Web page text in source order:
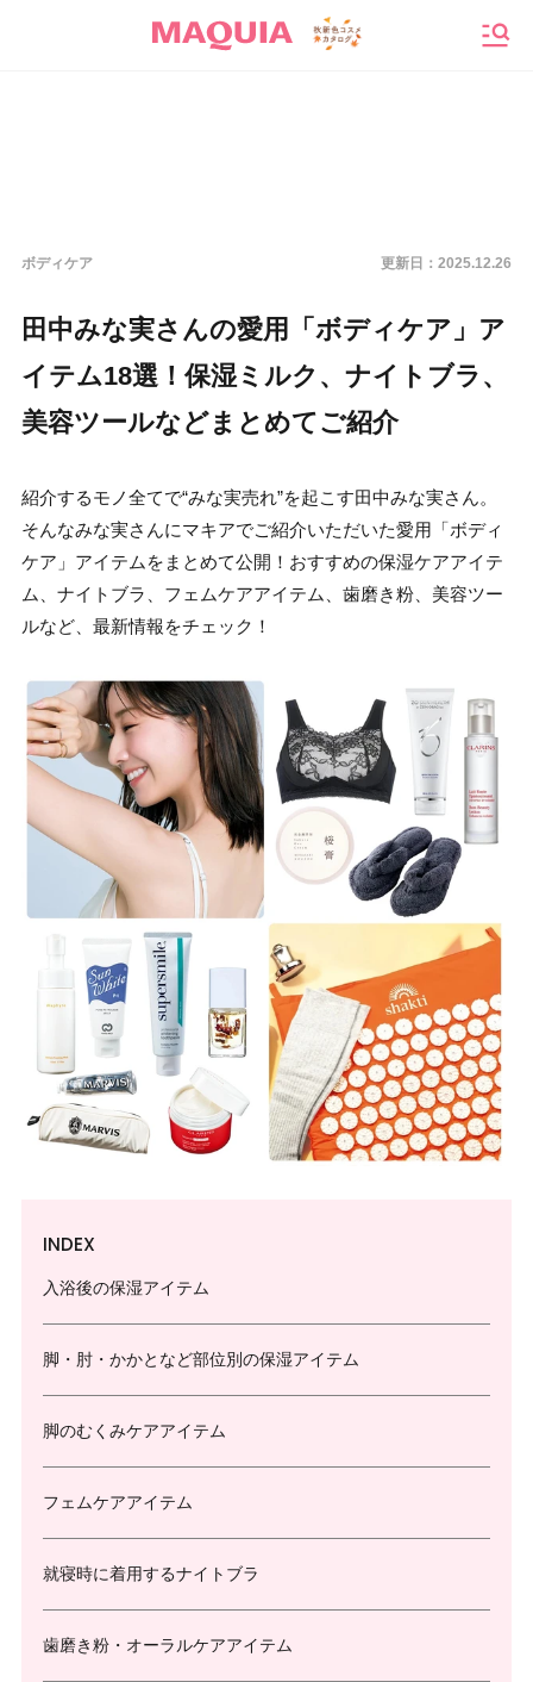
ボディケア 更新日： 2025.12.26
田中みな実さんの愛用「ボディケア」ア
イテム18選！保湿ミルク、ナイトブラ、
美容ツールなどまとめてご紹介
紹介するモノ全てで“みな実売れ”を起こす田中みな実さん。
そんなみな実さんにマキアでご紹介いただいた愛用「ボディ
ケア」アイテムをまとめて公開！おすすめの保湿ケアアイテ
ム、ナイトブラ、フェムケアアイテム、歯磨き粉、美容ツー
ルなど、最新情報をチェック！
INDEX
入浴後の保湿アイテム
脚・肘・かかとなど部位別の保湿アイテム
脚のむくみケアアイテム
フェムケアアイテム
就寝時に着用するナイトブラ
歯磨き粉・オーラルケアアイテム